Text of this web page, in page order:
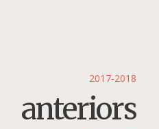
2017-2018
anteriors